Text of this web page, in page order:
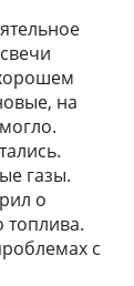
на
газы.
о
топлива.
с